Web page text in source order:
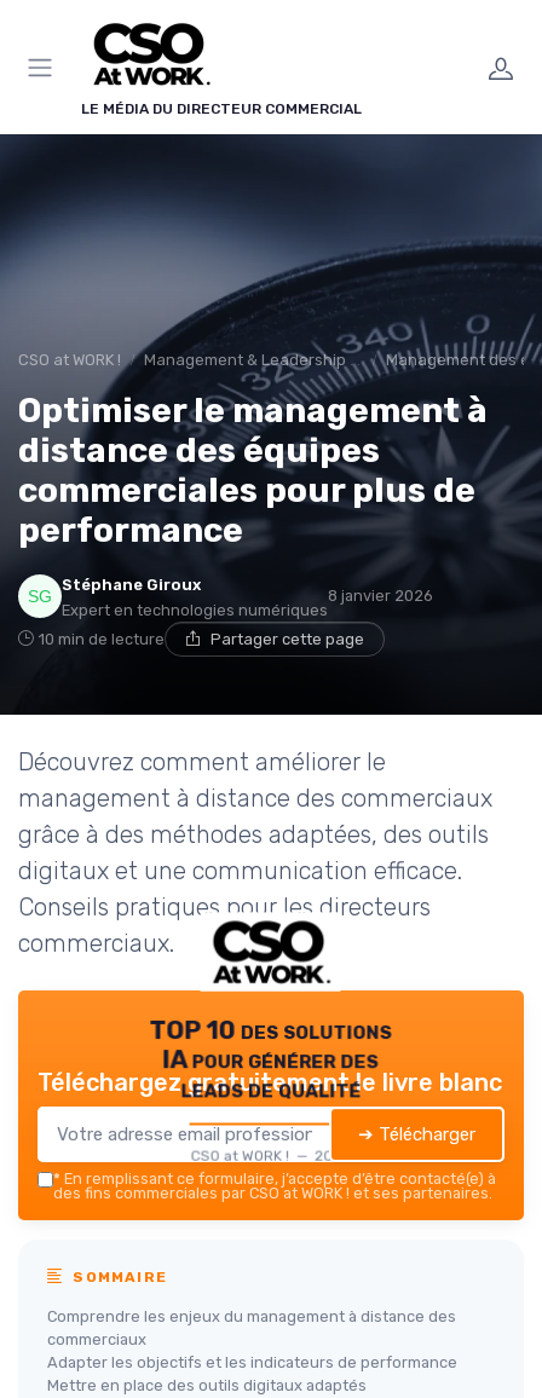
LE MÉDIA DU DIRECTEUR COMMERCIAL
CSO at WORK ! Management & Leadership Commercial Management des
Optimiser le management à
distance des équipes
commerciales pour plus de
performance
Stéphane Giroux
Expert en technologies numériques
8 janvier 2026
10 min de lecture Partager cette page
Découvrez comment améliorer le
management à distance des commerciaux
grâce à des méthodes adaptées, des outils
digitaux et une communication efficace.
Conseils pratiques pour les directeurs
commerciaux.
TOP 10 des solutions
IA pour générer des
leads de qualité
CSO at WORK ! — 2026
Téléchargez gratuitement le livre blanc
➔ Télécharger
* En remplissant ce formulaire, j’accepte d’être contacté(e) à
des fins commerciales par CSO at WORK ! et ses partenaires.
SOMMAIRE
Comprendre les enjeux du management à distance des
commerciaux
Adapter les objectifs et les indicateurs de performance
Mettre en place des outils digitaux adaptés